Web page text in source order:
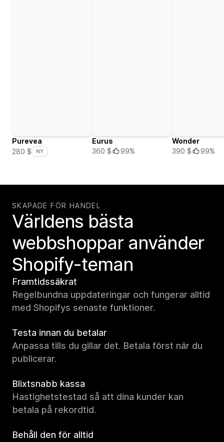
Purevea
280 $
NY
Eurus
360 $
99%
Wonder
390 $
99%
SKAPADE FÖR HANDEL
Världens bästa
webbshoppar använder
Shopify-teman
Framtidssäkrat
Regelbundna uppdateringar och fungerar alltid
med Shopifys senaste funktioner.
Testa innan du betalar
Anpassa tills du gillar det. Betala först när du
publicerar.
Blixtsnabb kassa
Hastighetstestad så att dina kunder kan
betala på rekordtid.
Behåll den för alltid